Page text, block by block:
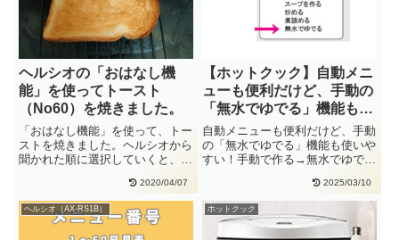
ヘルシオの「おはなし機
能」を使ってトースト
（No60）を焼きました。
「おはなし機能」を使って、トー
ストを焼きました。ヘルシオから
聞かれた順に選択していくと、ト
2020/04/07
【ホットクック】自動メニ
ューも便利だけど、手動の
「無水でゆでる」機能も使
いやすい！
自動メニューも便利だけど、手動
の「無水でゆでる」機能も使いや
すい！手動で作る→無水でゆでる
2025/03/10
ヘルシオ（AX-RS1B） ホットクック